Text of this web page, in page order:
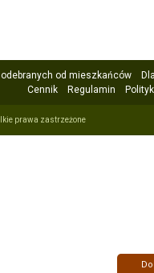
od mieszkańców
Cennik
Regulamin
prawa zastrzeżone